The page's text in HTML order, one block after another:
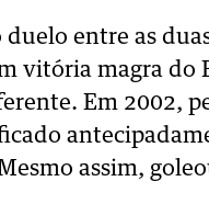
duelo entre as
vitória magra do
Em 2002,
assim,